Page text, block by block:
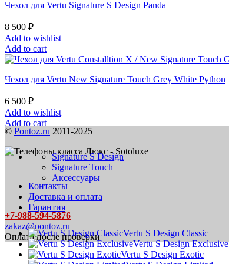
Чехол для Vertu Signature S Design Panda
8 500 ₽
Add to wishlist
Add to cart
Чехол для Vertu New Signature Touch Grey White Python
6 500 ₽
Add to wishlist
Add to cart
© Pontoz.ru 2011-2025
Signature S Design
Signature Touch
Аксессуары
Контакты
Доставка и оплата
Гарантия
+7-988-594-5876
zakaz@pontoz.ru
Оплата после проверки
Vertu S Design Classic
Vertu S Design Exclusive
Vertu S Design Exotic